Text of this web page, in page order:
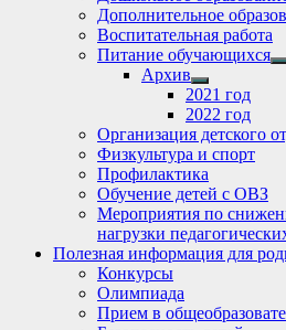
Дополнительное
Воспитательная работа
Питание обучающихся
Архив
Show
sub
menu
2021 год
2022 год
Организация детского
Физкультура и спорт
Профилактика
Обучение детей с ОВЗ
Мероприятия по
нагрузки
Полезная информация для
Конкурсы
Олимпиада
Прием в